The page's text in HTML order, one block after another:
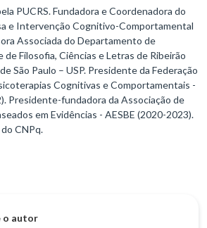
PUCRS. Fundadora e Coordenadora do
e Intervenção Cognitivo-Comportamental
Associada do Departamento de
de Filosofia, Ciências e Letras de Ribeirão
São Paulo – USP. Presidente da Federação
Cognitivas e Comportamentais -
Presidente-fundadora da Associação de
em Evidências - AESBE (2020-2023).
CNPq.
o autor